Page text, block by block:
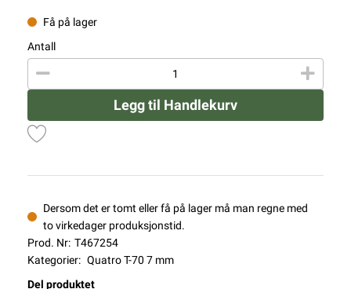
Få på lager
Antall
Legg til Handlekurv
Dersom det er tomt eller få på lager må man regne med
to virkedager produksjonstid.
Prod. Nr: T467254
Kategorier: Quatro T-70 7 mm
Del produktet